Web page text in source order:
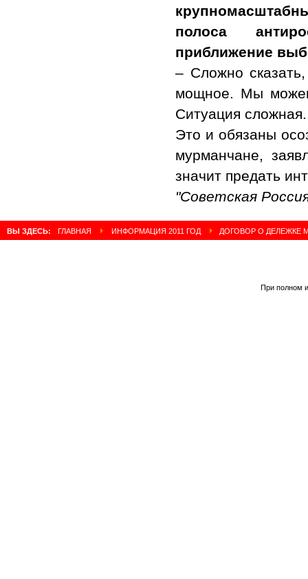
полоса
приближение
– Сложно
мощное. Мы можем
Ситуация
Это и обязаны
мурманчане,
значит предать
"Советская
ВЫ ЗДЕСЬ: ГЛАВНАЯ ИНФОРМАЦИЯ 2011 ГОД ДОГОВОР О ДЕЛЕЖКЕ
При полном